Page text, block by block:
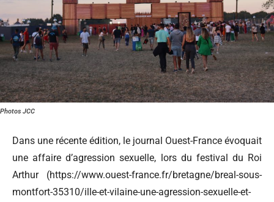
Photos JCC
Dans une récente édition, le journal Ouest-France évoquait
une affaire d’agression sexuelle, lors du festival du Roi
Arthur (https://www.ouest-france.fr/bretagne/breal-sous-
montfort-35310/ille-et-vilaine-une-agression-sexuelle-et-